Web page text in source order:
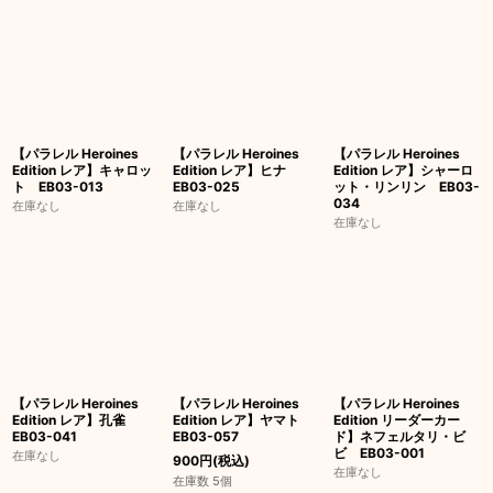
【パラレル Heroines
Edition レア】キャロッ
ト EB03-013
在庫なし
【パラレル Heroines
Edition レア】ヒナ
EB03-025
在庫なし
【パラレル Heroines
Edition レア】シャーロ
ット・リンリン EB03-
034
在庫なし
【パラレル Heroines
Edition レア】孔雀
EB03-041
在庫なし
【パラレル Heroines
Edition レア】ヤマト
EB03-057
900円(税込)
在庫数 5個
【パラレル Heroines
Edition リーダーカー
ド】ネフェルタリ・ビ
ビ EB03-001
在庫なし